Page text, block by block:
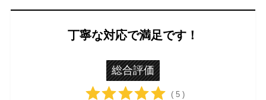
丁寧な対応で満足です！
総合評価
( 5 )